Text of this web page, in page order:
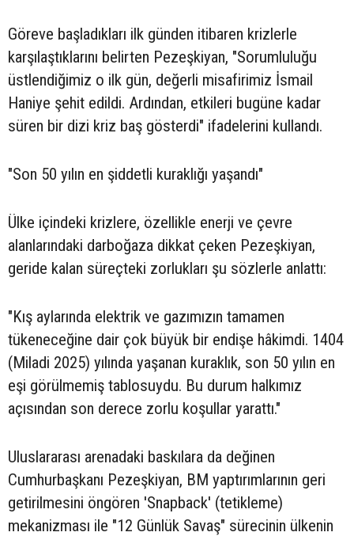
Göreve başladıkları ilk günden itibaren krizlerle
karşılaştıklarını belirten Pezeşkiyan, "Sorumluluğu
üstlendiğimiz o ilk gün, değerli misafirimiz İsmail
Haniye şehit edildi. Ardından, etkileri bugüne kadar
süren bir dizi kriz baş gösterdi" ifadelerini kullandı.
"Son 50 yılın en şiddetli kuraklığı yaşandı"
Ülke içindeki krizlere, özellikle enerji ve çevre
alanlarındaki darboğaza dikkat çeken Pezeşkiyan,
geride kalan süreçteki zorlukları şu sözlerle anlattı:
"Kış aylarında elektrik ve gazımızın tamamen
tükeneceğine dair çok büyük bir endişe hâkimdi. 1404
(Miladi 2025) yılında yaşanan kuraklık, son 50 yılın en
eşi görülmemiş tablosuydu. Bu durum halkımız
açısından son derece zorlu koşullar yarattı."
Uluslararası arenadaki baskılara da değinen
Cumhurbaşkanı Pezeşkiyan, BM yaptırımlarının geri
getirilmesini öngören 'Snapback' (tetikleme)
mekanizması ile "12 Günlük Savaş" sürecinin ülkenin